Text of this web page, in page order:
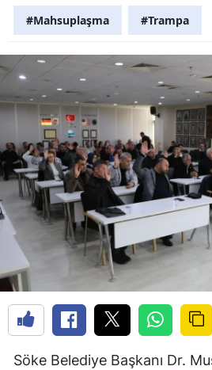
#Mahsuplaşma #Trampa
Söke Belediye Başkanı Dr.